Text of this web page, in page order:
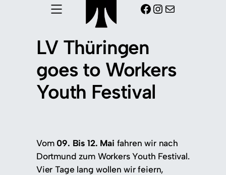
Facebook Instagram E-Mail
LV Thüringen
goes to Workers
Youth Festival
Vom 09. Bis 12. Mai fahren wir nach
Dortmund zum Workers Youth Festival.
Vier Tage lang wollen wir feiern,